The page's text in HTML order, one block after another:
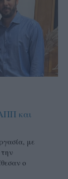
και
με
ο